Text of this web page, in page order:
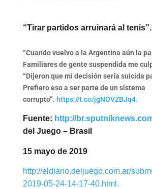
“Tirar partidos arruinará al tenis”.
“Cuando vuelvo a la Argentina aún la
Familiares de gente suspendida me
“Dijeron que mi decisión sería suicida
Prefiero eso a ser parte de un sistema
corrupto”. https://t.co/jgNOVZBJq4.
Fuente: http://
del Juego – Brasil
15 mayo de 2019
http://eldiario.deljuego.com.ar/
2019-05-24-14-17-40.html.